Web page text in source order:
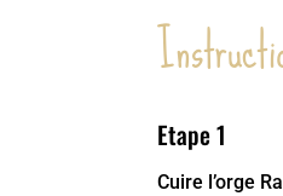
Etape 1
Cuire l’orge